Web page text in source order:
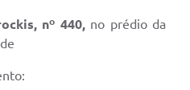
nº 440,no prédio da